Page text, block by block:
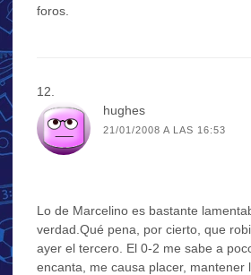
foros.
hughes
21/01/2008 A LAS 16:53
Lo de Marcelino es bastante
verdad.Qué pena, por cierto, que
ayer el tercero. El 0-2 me sabe a
encanta, me causa placer, mantener